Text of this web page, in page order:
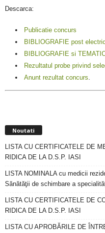
Descarca:
Publicatie concurs
BIBLIOGRAFIE post
BIBLIOGRAFIE si
Rezultatul probe privind
Anunt rezultat concurs
Noutati
LISTA CU CERTIFICATELE DE
RIDICA DE LA D.S.P. IASI
LISTA NOMINALA cu medicii
Sănătăţii de schimbare a
LISTA CU CERTIFICATELE DE
RIDICA DE LA D.S.P. IASI
LISTA CU APROBĂRILE DE